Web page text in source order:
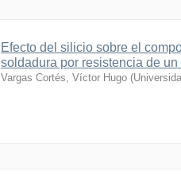
Efecto del silicio sobre el
soldadura por resistencia de un
Vargas Cortés, Víctor Hugo (